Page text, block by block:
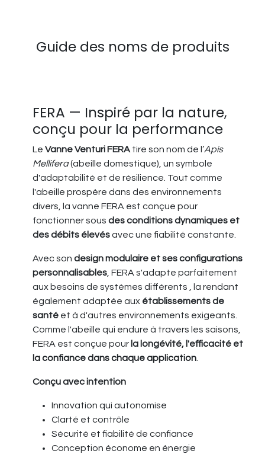
Guide des noms de produits
FERA — Inspiré par la nature,
conçu pour la performance
Le Vanne Venturi FERA tire son nom de l’Apis
Mellifera(abeille domestique), un symbole
d'adaptabilité et de résilience. Tout comme
l'abeille prospère dans des environnements
divers, la vanne FERA est conçue pour
fonctionner sous des conditions dynamiques et
des débits élevésavec une fiabilité constante.
Avec son design modulaire et ses configurations
personnalisables , FERA s'adapte parfaitement
aux besoins de systèmes différents , la rendant
également adaptée aux établissements de
santé et à d'autres environnements exigeants.
Comme l'abeille qui endure à travers les saisons,
FERA est conçue pour la longévité, l'efficacité et
la confiance dans chaque application
Conçu avec intention
Innovation qui autonomise
Clarté et contrôle
Sécurité et fiabilité de confiance
Conception économe en énergie